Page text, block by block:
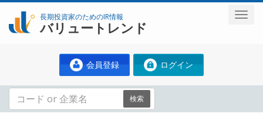
長期投資家のためのIR情報
バリュートレンド
会員登録 ログイン
検索